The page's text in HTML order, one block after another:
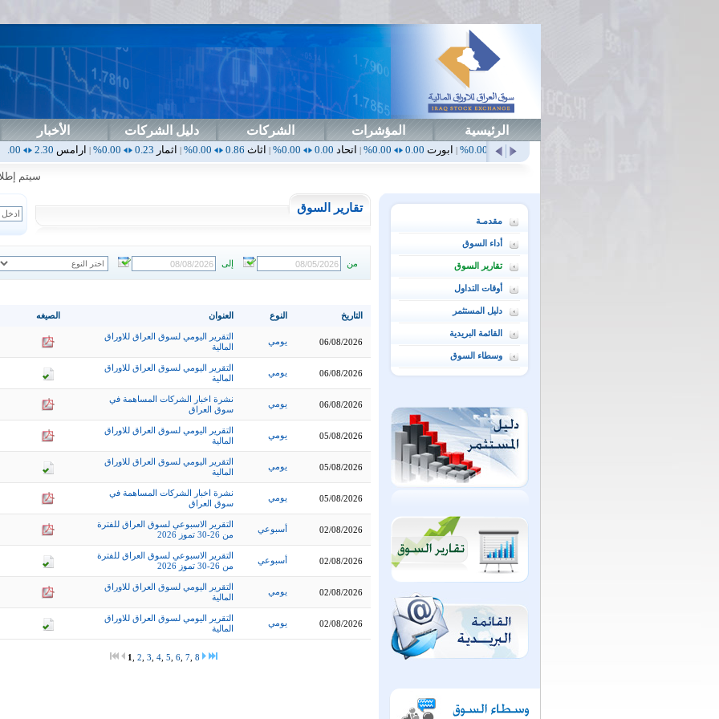
الرئيسية المؤشرات الشركات دليل الشركات الأخبار
|ابورت0.00
0.00%
|اتحاد 0.00
|اثاث 0.00%
|اثمار 0.23
|ارامس2.30
|اربيل 0.00
سيتم إطلاق
مقدمـة
أداء السوق
تقارير السوق
أوقات التداول
دليل المستثمر
القائمة البريدية
وسطاء السوق
تقارير السوق
من إلى
الصيغه العنوان النوع التاريخ
التقرير اليومي لسوق العراق للاوراق
المالية
يومي 06/08/2026
التقرير اليومي لسوق العراق للاوراق
المالية
يومي 06/08/2026
نشرة اخبار الشركات المساهمة في
سوق العراق
يومي 06/08/2026
التقرير اليومي لسوق العراق للاوراق
المالية
يومي 05/08/2026
التقرير اليومي لسوق العراق للاوراق
المالية
يومي 05/08/2026
نشرة اخبار الشركات المساهمة في
سوق العراق
يومي 05/08/2026
التقرير الاسبوعي لسوق العراق للفترة
من 26-30 تموز 2026
أسبوعي 02/08/2026
التقرير الاسبوعي لسوق العراق للفترة
من 26-30 تموز 2026
أسبوعي 02/08/2026
التقرير اليومي لسوق العراق للاوراق
المالية
يومي 02/08/2026
التقرير اليومي لسوق العراق للاوراق
المالية
يومي 02/08/2026
1 2 3 4 5 6 7 8